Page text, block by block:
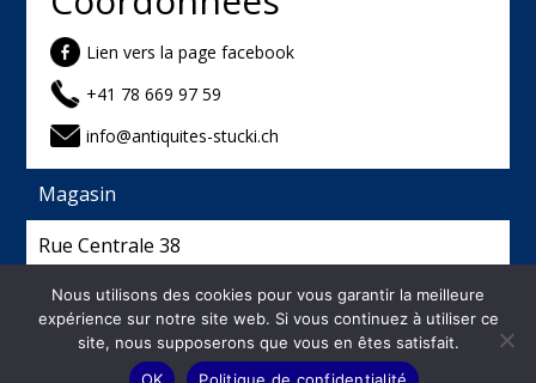
Lien vers la page facebook
+41 78 669 97 59
info@antiquites-stucki.ch
Magasin
Rue Centrale 38
2740 Moutier
Antiquités Stucki - Créé et hébergé par
Nous utilisons des cookies pour vous garantir la meilleure
expérience sur notre site web. Si vous continuez à utiliser ce
site, nous supposerons que vous en êtes satisfait.
OK
Politique de confidentialité